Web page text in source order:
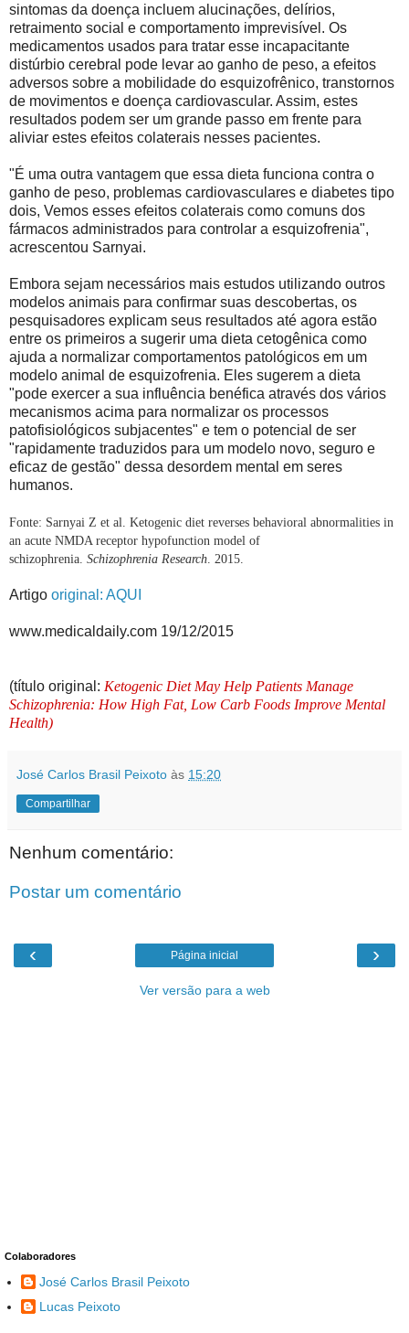
sintomas da doença incluem alucinações, delírios,
retraimento social e comportamento imprevisível. Os
medicamentos usados ​​para tratar esse incapacitante
distúrbio cerebral pode levar ao ganho de peso, a efeitos
adversos sobre a mobilidade do esquizofrênico, transtornos
de movimentos e doença cardiovascular. Assim, estes
resultados podem ser um grande passo em frente para
aliviar estes efeitos colaterais nesses pacientes.
"É uma outra vantagem que essa dieta funciona contra o
ganho de peso, problemas cardiovasculares e diabetes tipo
dois, Vemos esses efeitos colaterais como comuns dos
fármacos administrados para controlar a esquizofrenia",
acrescentou Sarnyai.
Embora sejam necessários mais estudos utilizando outros
modelos animais para confirmar suas descobertas, os
pesquisadores explicam seus resultados até agora estão
entre os primeiros a sugerir uma dieta cetogênica como
ajuda a normalizar comportamentos patológicos em um
modelo animal de esquizofrenia. Eles sugerem a dieta
"pode exercer a sua influência benéfica através dos vários
mecanismos acima para normalizar os processos
patofisiológicos subjacentes" e tem o potencial de ser
"rapidamente traduzidos para um modelo novo, seguro e
eficaz de gestão" dessa desordem mental em seres
humanos.
Fonte: Sarnyai Z et al. Ketogenic diet reverses behavioral abnormalities in
an acute NMDA receptor hypofunction model of
schizophrenia. Schizophrenia Research . 2015.
Artigo original: AQUI
www.medicaldaily.com 19/12/2015
(título original: Ketogenic Diet May Help Patients Manage
Schizophrenia: How High Fat, Low Carb Foods Improve Mental
Health)
José Carlos Brasil Peixoto às 15:20
Compartilhar
Nenhum comentário:
Postar um comentário
‹ ›
Página inicial
Ver versão para a web
Colaboradores
José Carlos Brasil Peixoto
Lucas Peixoto